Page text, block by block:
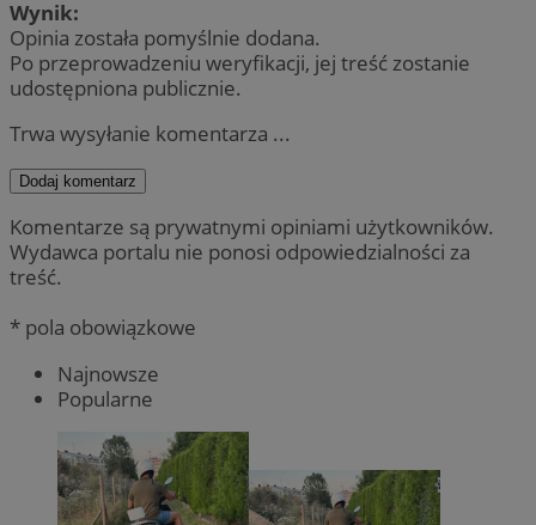
Wynik:
Opinia została pomyślnie dodana.
Po przeprowadzeniu weryfikacji, jej treść zostanie
udostępniona publicznie.
Trwa wysyłanie komentarza ...
Dodaj komentarz
Komentarze są prywatnymi opiniami użytkowników.
Wydawca portalu nie ponosi odpowiedzialności za
treść.
* pola obowiązkowe
Najnowsze
Popularne